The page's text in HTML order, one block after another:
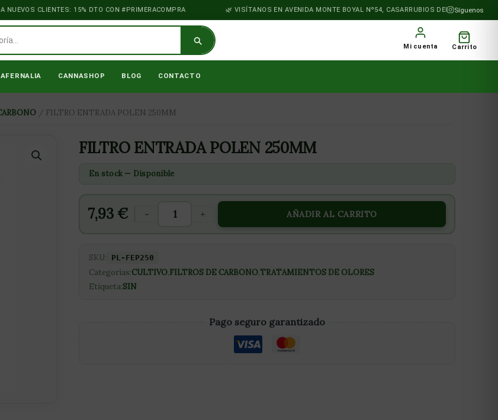
CLIENTES: 15% DTO CON #PRIMERACOMPRA VISÍTANOS EN AVENIDA MONTE BOYAL Nº54, CASARRUBIOS DEL MONTESíguenos
Mi cuenta Carrito
CANNASHOP BLOG CONTACTO
/ FILTRO ENTRADA POLEN 250MM
FILTRO ENTRADA POLEN 250MM
En stock — Disponible
7,93 € -
FILTRO
POLEN
cantidad
+ AÑADIR AL CARRITO
SKU: PL-FEP250
Categorías:CULTIVO,FILTROS DE CARBONO,TRATAMIENTOS DE OLORES
Etiqueta:SIN
Pago seguro garantizado